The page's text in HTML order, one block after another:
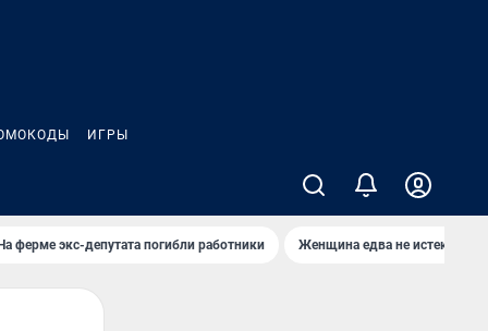
ИГРЫ
ферме экс-депутата погибли работники Женщина едва не истекла